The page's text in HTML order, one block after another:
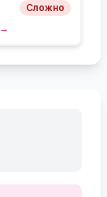
Сложно
→